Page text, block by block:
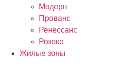
Модерн
Прованс
Ренессанс
Рококо
Жилые зоны